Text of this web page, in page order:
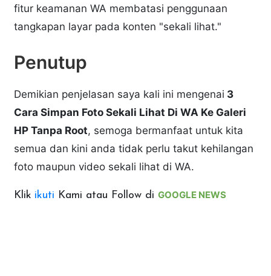
fitur keamanan WA membatasi penggunaan
tangkapan layar pada konten "sekali lihat."
Penutup
Demikian penjelasan saya kali ini mengenai 3
Cara Simpan Foto Sekali Lihat Di WA Ke Galeri
HP Tanpa Root, semoga bermanfaat untuk kita
semua dan kini anda tidak perlu takut kehilangan
foto maupun video sekali lihat di WA.
Klik ikuti Kami atau Follow diGOOGLE NEWS